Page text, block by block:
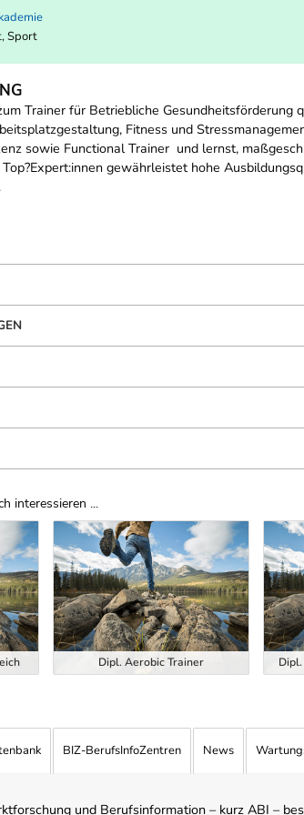
Sport
Trainer für Betriebliche
Fitness und
sowie Functional Trainer  und lernst,
gewährleistet hohe
interessieren ...
Dipl. Aerobic Trainer
BIZ-BerufsInfoZentren News
und Berufsinformation – kurz ABI –